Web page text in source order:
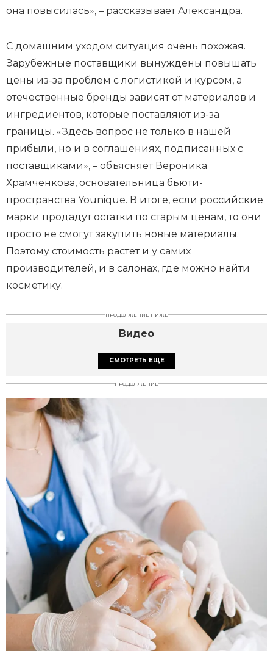
она повысилась», – рассказывает Александра.
С домашним уходом ситуация очень похожая.
Зарубежные поставщики вынуждены повышать
цены из-за проблем с логистикой и курсом, а
отечественные бренды зависят от материалов и
ингредиентов, которые поставляют из-за
границы. «Здесь вопрос не только в нашей
прибыли, но и в соглашениях, подписанных с
поставщиками», – объясняет Вероника
Храмченкова, основательница бьюти-
пространства Younique. В итоге, если российские
марки продадут остатки по старым ценам, то они
просто не смогут закупить новые материалы.
Поэтому стоимость растет и у самих
производителей, и в салонах, где можно найти
косметику.
ПРОДОЛЖЕНИЕ НИЖЕ
Видео
СМОТРЕТЬ ЕЩЕ
ПРОДОЛЖЕНИЕ